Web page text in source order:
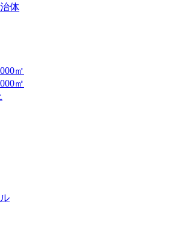
体
㎡
㎡